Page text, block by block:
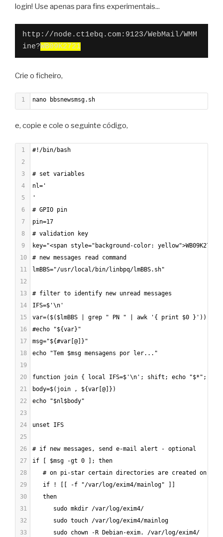
login! Use apenas para fins experimentais...
http://node.ct1ebq.com:9123/WebMail/WMM
ine?WB09K2721
Crie o ficheiro,
1 nano bbsnewsmsg.sh
e, copie e cole o seguinte código,
1
#!/bin/bash
2
3
# set variables
4
nl='
5
'
6
# GPIO pin
7
pin=17
8
# validation key
9
key="<span style="background-color:
10
# new messages read command
11
lmBBS="/usr/local/bin/linbpq/lmBBS.sh"
12
13
# filter to identify new unread messages
14
IFS=$'\n'
15
var=($($lmBBS | grep " PN " | awk '{ print $0 }'))
16
#echo "${var}"
17
msg="${#var[@]}"
18
echo "Tem $msg mensagens por ler..."
19
20
function join { local IFS=$'\n'; shift; echo "$*"; }
21
body=$(join , ${var[@]})
22
echo "$nl$body"
23
24
unset IFS
25
26
# if new messages, send e-mail alert - optional
27
if [ $msg -gt 0 ]; then
28
# on pi-star certain directories are created on
29
   if ! [[ -f "/var/log/exim4/mainlog" ]]
30
   then
31
      sudo mkdir /var/log/exim4/
32
      sudo touch /var/log/exim4/mainlog
33
      sudo chown -R Debian-exim. /var/log/exim4/